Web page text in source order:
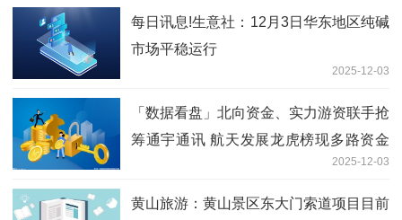
每日讯息!生意社：12月3日华东地区纯碱
市场平稳运行
2025-12-03
「数据看盘」北向资金、实力游资联手抢
筹通宇通讯 航天发展龙虎榜现多路资金
2025-12-03
黄山旅游：黄山景区东大门索道项目目前